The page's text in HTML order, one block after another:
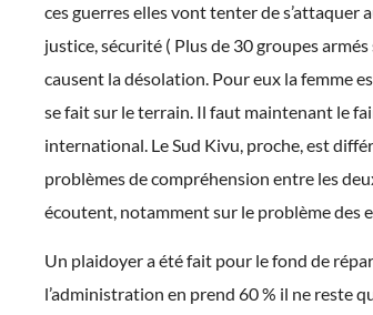
ces guerres elles vont tenter de s’attaquer
justice, sécurité ( Plus de 30 groupes
causent la désolation. Pour eux la femme
se fait sur le terrain. Il faut maintenant le
international. Le Sud Kivu, proche, est
problèmes de compréhension entre les
écoutent, notamment sur le problème des
Un plaidoyer a été fait pour le fond de
l’administration en prend 60 % il ne reste